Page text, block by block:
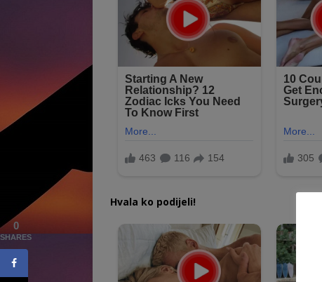
Hvala ko podijeli!
0
SHARES